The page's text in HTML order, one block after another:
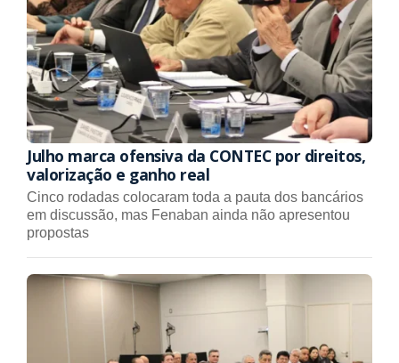
Julho marca ofensiva da CONTEC por direitos,
valorização e ganho real
Cinco rodadas colocaram toda a pauta dos bancários
em discussão, mas Fenaban ainda não apresentou
propostas